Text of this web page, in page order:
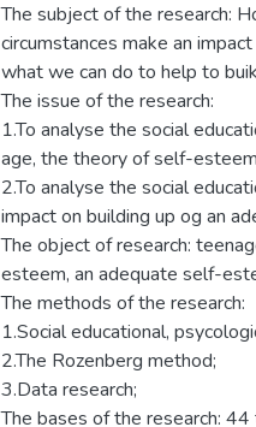
The subject of the research:
circumstances make an
what we can do to help to
The issue of the research:
1.To analyse the social
age, the theory of self-
2.To analyse the social
impact on building up og an
The object of research:
esteem, an adequate self-
The methods of the research:
1.Social educational,
2.The Rozenberg method;
3.Data research;
The bases of the research: